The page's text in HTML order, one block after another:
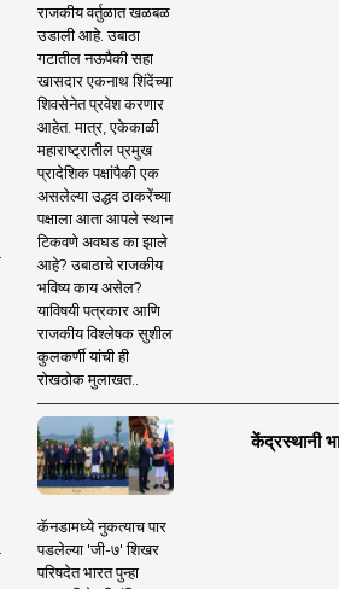
राजकीय वर्तुळात खळबळ
उडाली आहे. उबाठा
गटातील नऊपैकी सहा
खासदार एकनाथ शिंदेंच्या
शिवसेनेत प्रवेश करणार
आहेत. मात्र, एकेकाळी
महाराष्ट्रातील प्रमुख
प्रादेशिक पक्षांपैकी एक
असलेल्या उद्धव ठाकरेंच्या
पक्षाला आता आपले स्थान
टिकवणे अवघड का झाले
आहे? उबाठाचे राजकीय
भविष्य काय असेल?
याविषयी पत्रकार आणि
राजकीय विश्लेषक सुशील
कुलकर्णी यांची ही
रोखठोक मुलाखत..
केंद्रस्थानी
कॅनडामध्ये नुकत्याच पार
पडलेल्या 'जी-७' शिखर
परिषदेत भारत पुन्हा